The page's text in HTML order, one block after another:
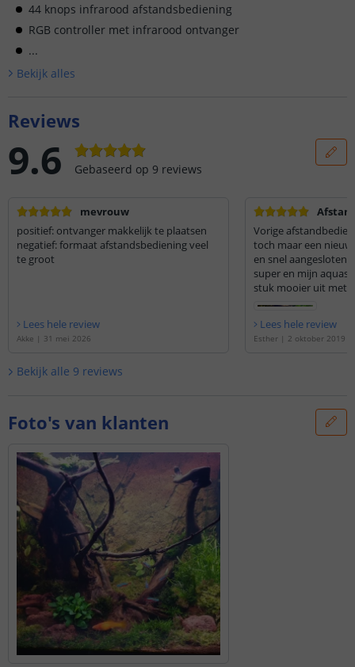
44 knops infrarood afstandsbediening
RGB controller met infrarood ontvanger
...
Bekijk alles
Reviews
9.6 Gebaseerd op 9 reviews
mevrouw
positief: ontvanger makkelijk te plaatsen
negatief: formaat afstandsbediening veel
te groot
Lees hele review
Akke | 31 mei 2026
Vorige
toch maar een
en snel aangesloten.
super en mijn aquascaping komt weer een
stuk mooier uit met
Lees hele review
Esther| 2 oktober 2019
Bekijk alle 9 reviews
Foto's van klanten